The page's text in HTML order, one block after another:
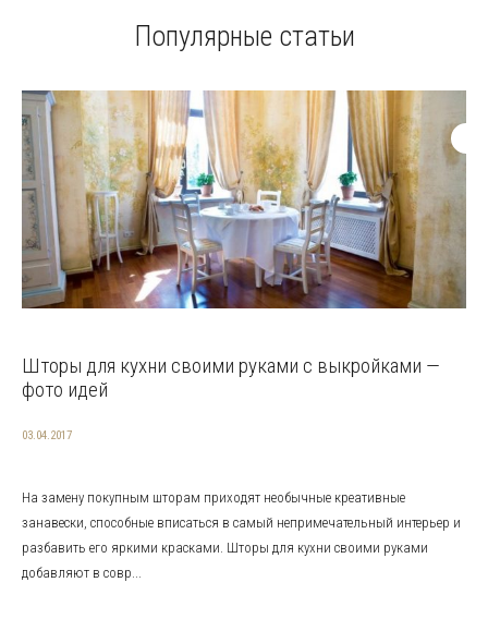
Популярные статьи
Шторы для кухни своими руками с выкройками —
фото идей
03.04.2017
На замену покупным шторам приходят необычные креативные
занавески, способные вписаться в самый непримечательный интерьер и
разбавить его яркими красками. Шторы для кухни своими руками
добавляют в совр...